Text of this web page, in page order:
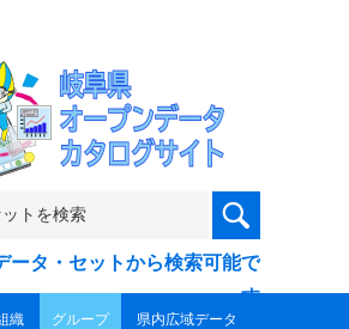
ータ・セットから検索可能で
す
織 グループ 県内広域データ